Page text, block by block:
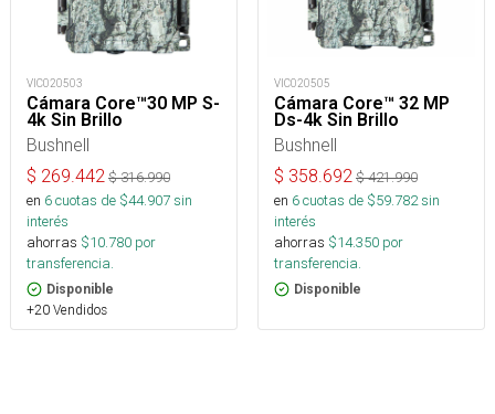
VIC020503
Cámara Core™30 MP S-
4k Sin Brillo
Bushnell
$ 269.442 $316.990
en 6cuotas de $44.907sin
interés
ahorras $10.780 por
transferencia.
Disponible
+20 Vendidos
VIC020505
Cámara Core™ 32 MP
Ds-4k Sin Brillo
Bushnell
$ 358.692 $421.990
en 6cuotas de $59.782sin
interés
ahorras $14.350 por
transferencia.
Disponible